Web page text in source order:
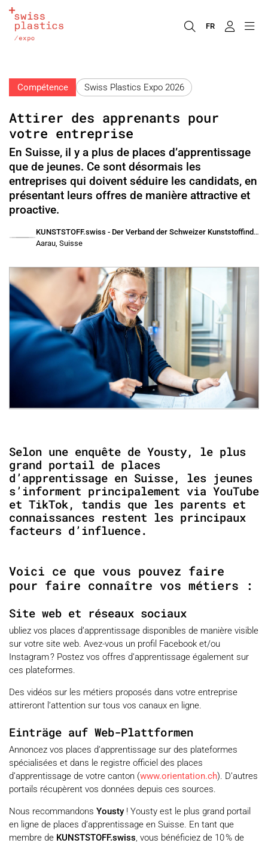
FR
Compétence Swiss Plastics Expo 2026
Attirer des apprenants pour
votre entreprise
En Suisse, il y a plus de places d’apprentissage
que de jeunes. Ce sont désormais les
entreprises qui doivent séduire les candidats, en
présentant leurs offres de manière attractive et
proactive.
KUNSTSTOFF.swiss - Der Verband der Schweizer Kunststoffindustrie
Aarau, Suisse
Selon une enquête de Yousty, le plus
grand portail de places
d’apprentissage en Suisse, les jeunes
s’informent principalement via YouTube
et TikTok, tandis que les parents et
connaissances restent les principaux
facteurs d’influence.
Voici ce que vous pouvez faire
pour faire connaître vos métiers :
Site web et réseaux sociaux
ubliez vos places d’apprentissage disponibles de manière visible
sur votre site web. Avez-vous un profil Facebook et/ou
Instagram ? Postez vos offres d’apprentissage également sur
ces plateformes.
Des vidéos sur les métiers proposés dans votre entreprise
attireront l’attention sur tous vos canaux en ligne.
Einträge auf Web-Plattformen
Annoncez vos places d’apprentissage sur des plateformes
spécialisées et dans le registre officiel des places
d’apprentissage de votre canton (www.orientation.ch). D’autres
portails récupèrent vos données depuis ces sources.
Nous recommandons Yousty ! Yousty est le plus grand portail
en ligne de places d’apprentissage en Suisse. En tant que
membre de KUNSTSTOFF.swiss, vous bénéficiez de 10 % de